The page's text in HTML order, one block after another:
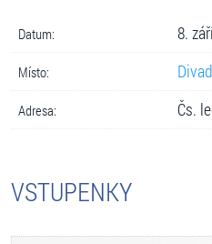
Datum: 8.
Místo:
Adresa: Čs.
VSTUPENKY